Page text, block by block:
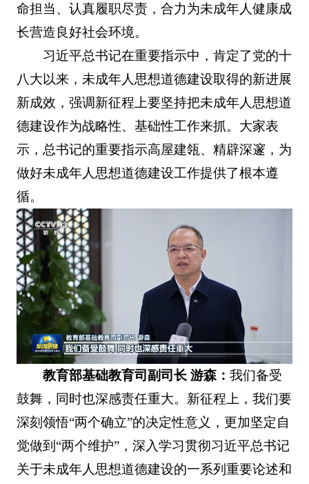
命担当、认真履职尽责，合力为未成年人健康成
长营造良好社会环境。
习近平总书记在重要指示中，肯定了党的十
八大以来，未成年人思想道德建设取得的新进展
新成效，强调新征程上要坚持把未成年人思想道
德建设作为战略性、基础性工作来抓。大家表
示，总书记的重要指示高屋建瓴、精辟深邃，为
做好未成年人思想道德建设工作提供了根本遵
循。
教育部基础教育司副司长 游森：我们备受
鼓舞，同时也深感责任重大。新征程上，我们要
深刻领悟“两个确立”的决定性意义，更加坚定自
觉做到“两个维护”，深入学习贯彻习近平总书记
关于未成年人思想道德建设的一系列重要论述和